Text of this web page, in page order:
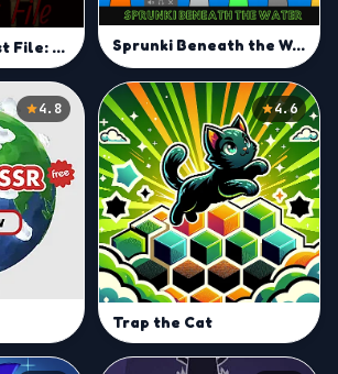
Sprunki The Lost File: Family Friendly Sprunki Beneath the Water
4.8 4.6
Trap the Cat